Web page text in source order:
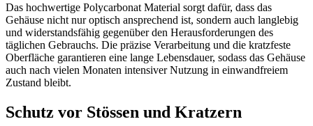
Das hochwertige Polycarbonat Material sorgt dafür, dass das
Gehäuse nicht nur optisch ansprechend ist, sondern auch langlebig
und widerstandsfähig gegenüber den Herausforderungen des
täglichen Gebrauchs. Die präzise Verarbeitung und die kratzfeste
Oberfläche garantieren eine lange Lebensdauer, sodass das Gehäuse
auch nach vielen Monaten intensiver Nutzung in einwandfreiem
Zustand bleibt.
Schutz vor Stössen und Kratzern